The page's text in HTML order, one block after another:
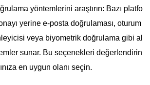
yöntemlerini araştırın: Bazı platfo
yerine e-posta doğrulaması, oturum
veya biyometrik doğrulama gibi al
sunar. Bu seçenekleri değerlendirin
en uygun olanı seçin.